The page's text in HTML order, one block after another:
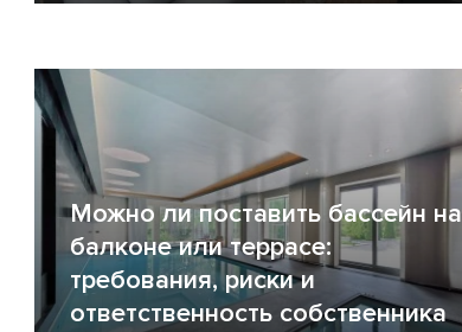
Можно ли поставить бассейн на
балконе или террасе:
требования, риски и
ответственность собственника